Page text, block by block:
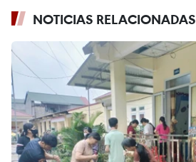
NOTICIAS RELACIONADAS